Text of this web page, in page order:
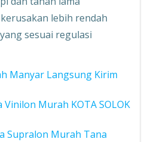
lebih rendah
sesuai regulasi
Manyar Langsung Kirim
Vinilon Murah KOTA SOLOK
Supralon Murah Tana